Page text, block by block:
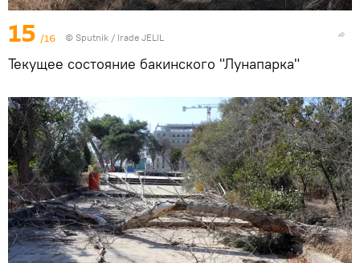
15 /16 © Sputnik / Irade JELIL
Текущее состояние бакинского "Лунапарка"